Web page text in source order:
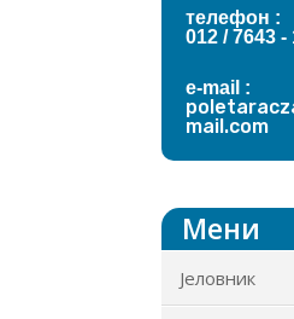
телефон :
012 / 7643 -
e-mail :
mail.com
Мени
Јеловник